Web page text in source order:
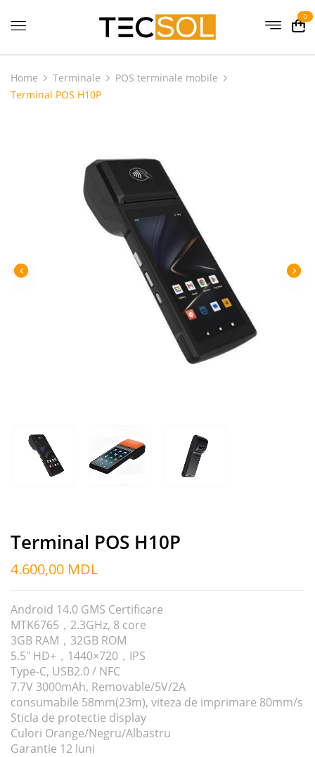
0
Home Terminale
POS terminale mobile
Terminal POS H10P
Terminal POS H10P
4.600,00 MDL
Android 14.0 GMS Certificare
MTK6765，2.3GHz, 8 core
3GB RAM，32GB ROM
5.5″ HD+，1440×720，IPS
Type-C, USB2.0 / NFC
7.7V 3000mAh, Removable/5V/2A
consumabile 58mm(23m), viteza de imprimare 80mm/s
Sticla de protectie display
Culori Orange/Negru/Albastru
Garantie 12 luni